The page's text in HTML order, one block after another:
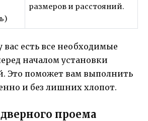
размеров и расстояний.
вас есть все необходимые
началом установки
Это поможет вам выполнить
и без лишних хлопот.
проема